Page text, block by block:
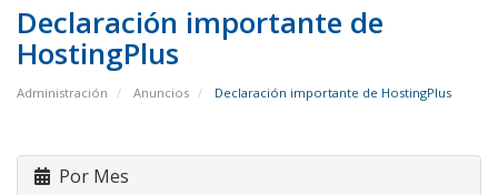
Declaración importante de
HostingPlus
Administración Anuncios Declaración importante de HostingPlus
Por Mes